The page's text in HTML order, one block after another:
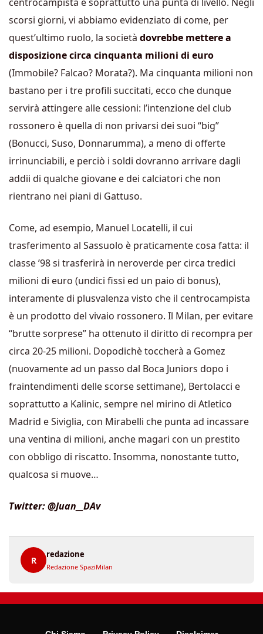
scorsi giorni, vi abbiamo evidenziato di come, per
quest’ultimo ruolo, la società dovrebbe mettere a
disposizione circa cinquanta milioni di euro
(Immobile? Falcao? Morata?). Ma cinquanta milioni non
bastano per i tre profili succitati, ecco che dunque
servirà attingere alle cessioni: l’intenzione del club
rossonero è quella di non privarsi dei suoi “big”
(Bonucci, Suso, Donnarumma), a meno di offerte
irrinunciabili, e perciò i soldi dovranno arrivare dagli
addii di qualche giovane e dei calciatori che non
rientrano nei piani di Gattuso.
Come, ad esempio, Manuel Locatelli, il cui
trasferimento al Sassuolo è praticamente cosa fatta: il
classe ’98 si trasferirà in neroverde per circa tredici
milioni di euro (undici fissi ed un paio di bonus),
interamente di plusvalenza visto che il centrocampista
è un prodotto del vivaio rossonero. Il Milan, per evitare
“brutte sorprese” ha ottenuto il diritto di recompra per
circa 20-25 milioni. Dopodichè toccherà a Gomez
(nuovamente ad un passo dal Boca Juniors dopo i
fraintendimenti delle scorse settimane), Bertolacci e
soprattutto a Kalinic, sempre nel mirino di Atletico
Madrid e Siviglia, con Mirabelli che punta ad incassare
una ventina di milioni, anche magari con un prestito
con obbligo di riscatto. Insomma, nonostante tutto,
qualcosa si muove…
Twitter: @Juan__DAv
R
redazione
Redazione SpaziMilan